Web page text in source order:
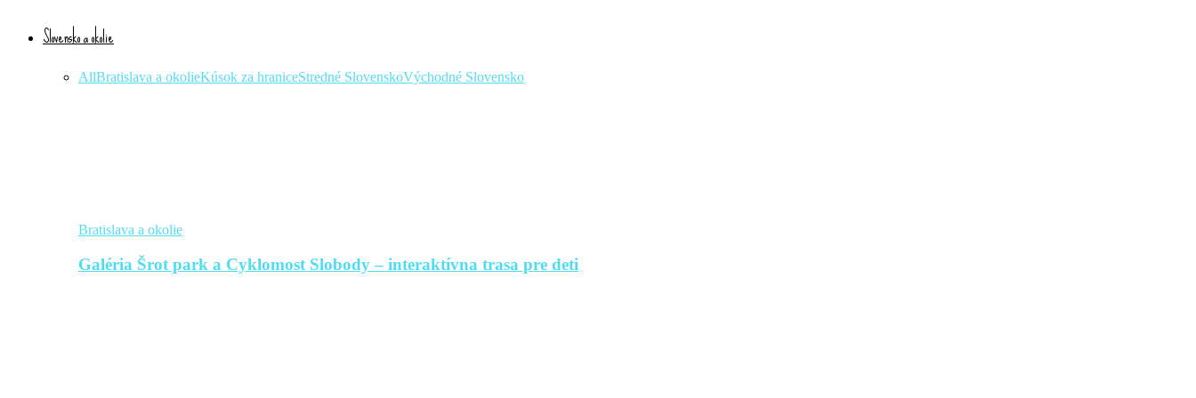
Slovensko a okolie
AllBratislava a okolieKúsok za hraniceStredné SlovenskoVýchodné Slovensko
Bratislava a okolie
Galéria Šrot park a Cyklomost Slobody – interaktívna trasa pre deti